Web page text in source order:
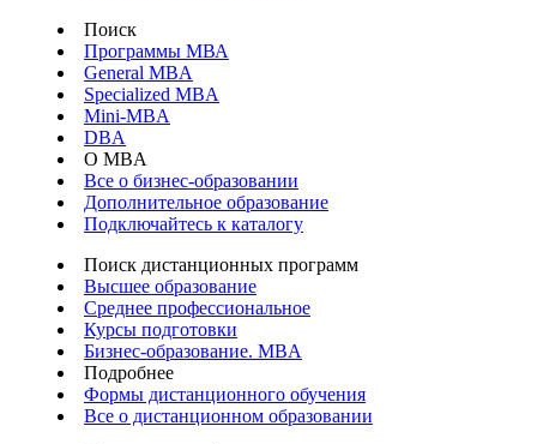
Поиск
Программы МВА
General MBA
Specialized MBA
Mini-MBA
DBA
О MBA
Все о бизнес-образовании
Дополнительное образование
Подключайтесь к каталогу
Поиск дистанционных программ
Высшее образование
Среднее профессиональное
Курсы подготовки
Бизнес-образование. MBA
Подробнее
Формы дистанционного обучения
Все о дистанционном образовании